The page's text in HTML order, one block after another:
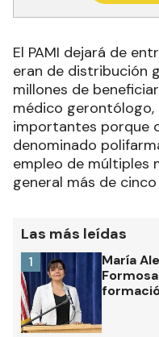
El PAMI dejará de
eran de distribución
millones de
médico gerontólogo,
importantes porque
denominado
empleo de múltiples
general más de
Las más leídas
María
1